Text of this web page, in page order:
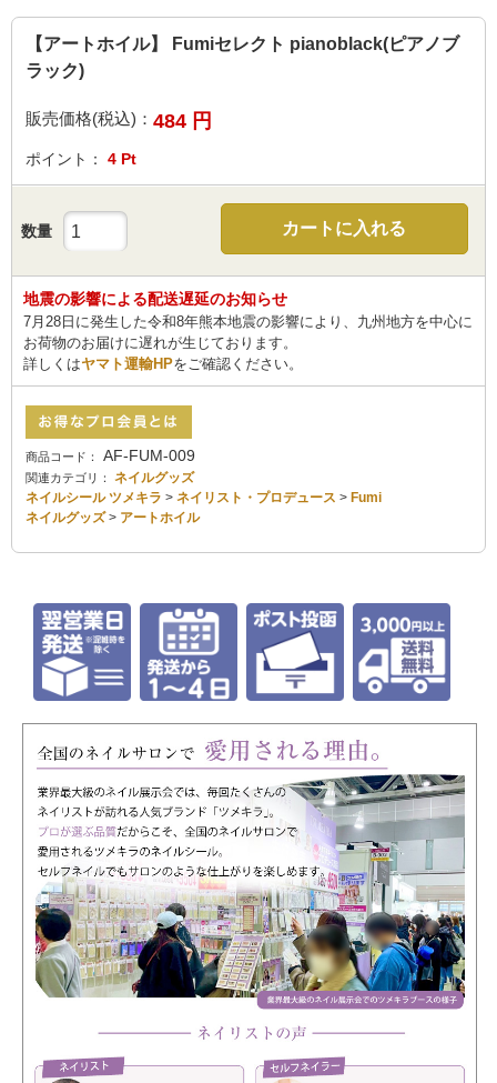
【アートホイル】 Fumiセレクト pianoblack(ピアノブ
ラック)
販売価格(税込)： 484 円
ポイント： 4 Pt
数量 カートに入れる
地震の影響による配送遅延のお知らせ
7月28日に発生した令和8年熊本地震の影響により、九州地方を中心に
お荷物のお届けに遅れが生じております。
詳しくはヤマト運輸HPをご確認ください。
商品コード： AF-FUM-009
関連カテゴリ：
ネイルグッズ
ネイルシール ツメキラ > ネイリスト・プロデュース > Fumi
ネイルグッズ> アートホイル